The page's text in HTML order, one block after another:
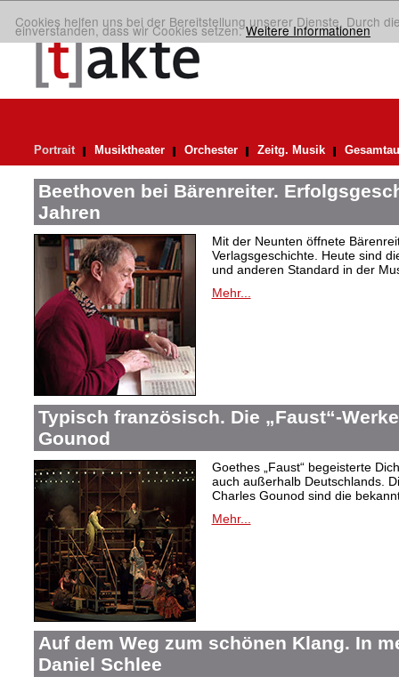
Cookies helfen uns bei der Bereitstellung unserer Dienste. Durch
einverstanden, dass wir Cookies setzen.Weitere Informationen
Portrait Musiktheater Orchester Zeitg. Musik
Beethoven bei Bärenreiter.
Jahren
Mit der Neunten öffnete
Verlagsgeschichte. Heute sind
und anderen Standard in der
Mehr...
Typisch französisch. Die „Faust“-
Gounod
Goethes „Faust“ begeisterte
auch außerhalb Deutschlands.
Charles Gounod sind die
Mehr...
Auf dem Weg zum schönen Klang. In
Daniel Schlee